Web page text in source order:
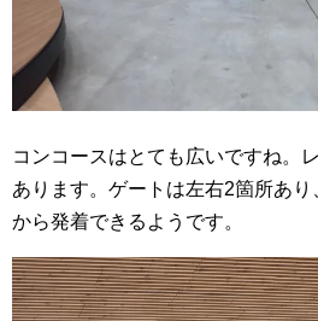
コンコースはとても広いですね。
あります。ゲートは左右2箇所あ
から発着できるようです。